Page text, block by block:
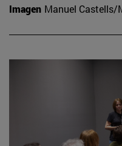
Imagen Manuel Castells/